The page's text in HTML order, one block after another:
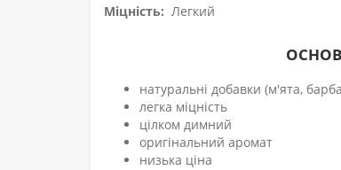
Міцність: Легкий
натуральні добавки (м'ята,
легка міцність
цілком димний
оригінальний аромат
низька ціна